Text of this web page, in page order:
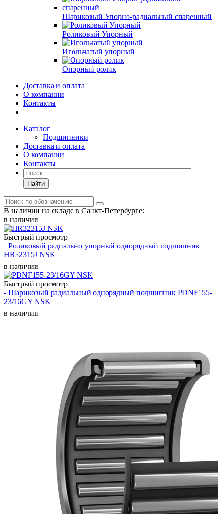
Шариковый Упорно-радиальный спаренный
Роликовый Упорный
Игольчатый упорный
Опорный ролик
Доставка и оплата
О компании
Контакты
Каталог
Подшипники
Доставка и оплата
О компании
Контакты
Найти
В наличии на складе в Санкт-Петербурге:
в наличии
Быстрый просмотр
- Роликовый радиально-упорный однорядный подшипник
HR32315J NSK
в наличии
Быстрый просмотр
- Шариковый радиальный однорядный подшипник PDNF155-
23/16GY NSK
в наличии